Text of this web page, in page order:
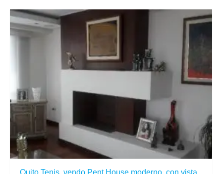
Quito Tenis, vendo Pent House moderno, con vista